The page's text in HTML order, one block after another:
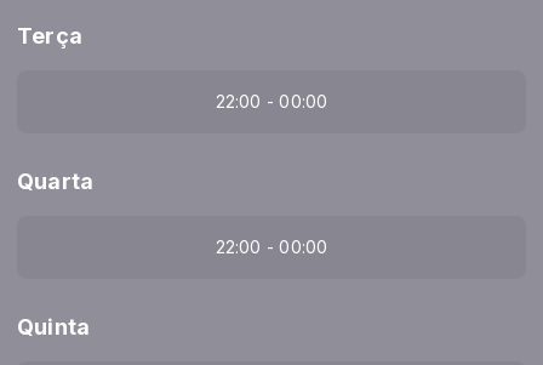
Terça
22:00 - 00:00
Quarta
22:00 - 00:00
Quinta